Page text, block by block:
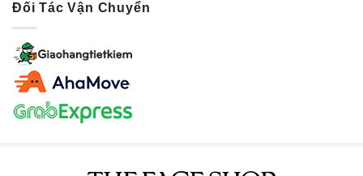
Đối Tác Vận Chuyển